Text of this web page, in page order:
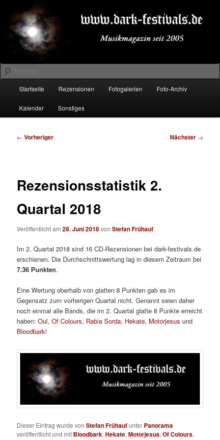
primären
Inhalt
springenDARK-FESTIVALS.DE
Suchen
Startseite Rezensionen Fotogalerien Foto-Archiv
Kalender Sonstiges
Beitragsnavigation
← Vorheriger Nächster →
Rezensionsstatistik 2.
Quartal 2018
Veröffentlicht am28. Juni 2018vonStefan Frühauf
Im 2. Quartal 2018 sind 16 CD-Rezensionen bei dark-festivals.de
erschienen. Die Durchschnittswertung lag in diesem Zeitraum bei
7.36 Punkten.
Eine Wertung oberhalb von glatten 8 Punkten gab es im
Gegensatz zum vorherigen Quartal nicht. Genannt seien daher
noch einmal alle Bands, die im 2. Quartal glatte 8 Punkte erreicht
haben:Oul,Of Colours, Rabia Sorda, Hekate, Motorjesus und
Bloodbark!
Dieser Eintrag wurde vonStefan Frühaufunter Panorama
veröffentlicht und mit Bloodbark,Hekate,Motorjesus,Of Colours,